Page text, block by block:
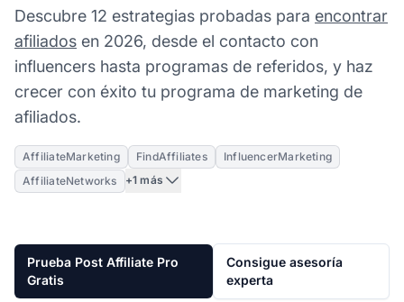
Descubre 12 estrategias probadas para encontrar
afiliados en 2026, desde el contacto con
influencers hasta programas de referidos, y haz
crecer con éxito tu programa de marketing de
afiliados.
AffiliateMarketing FindAffiliates
InfluencerMarketing
AffiliateNetworks
+1 más
Prueba Post Affiliate Pro
Gratis
Consigue asesoría
experta